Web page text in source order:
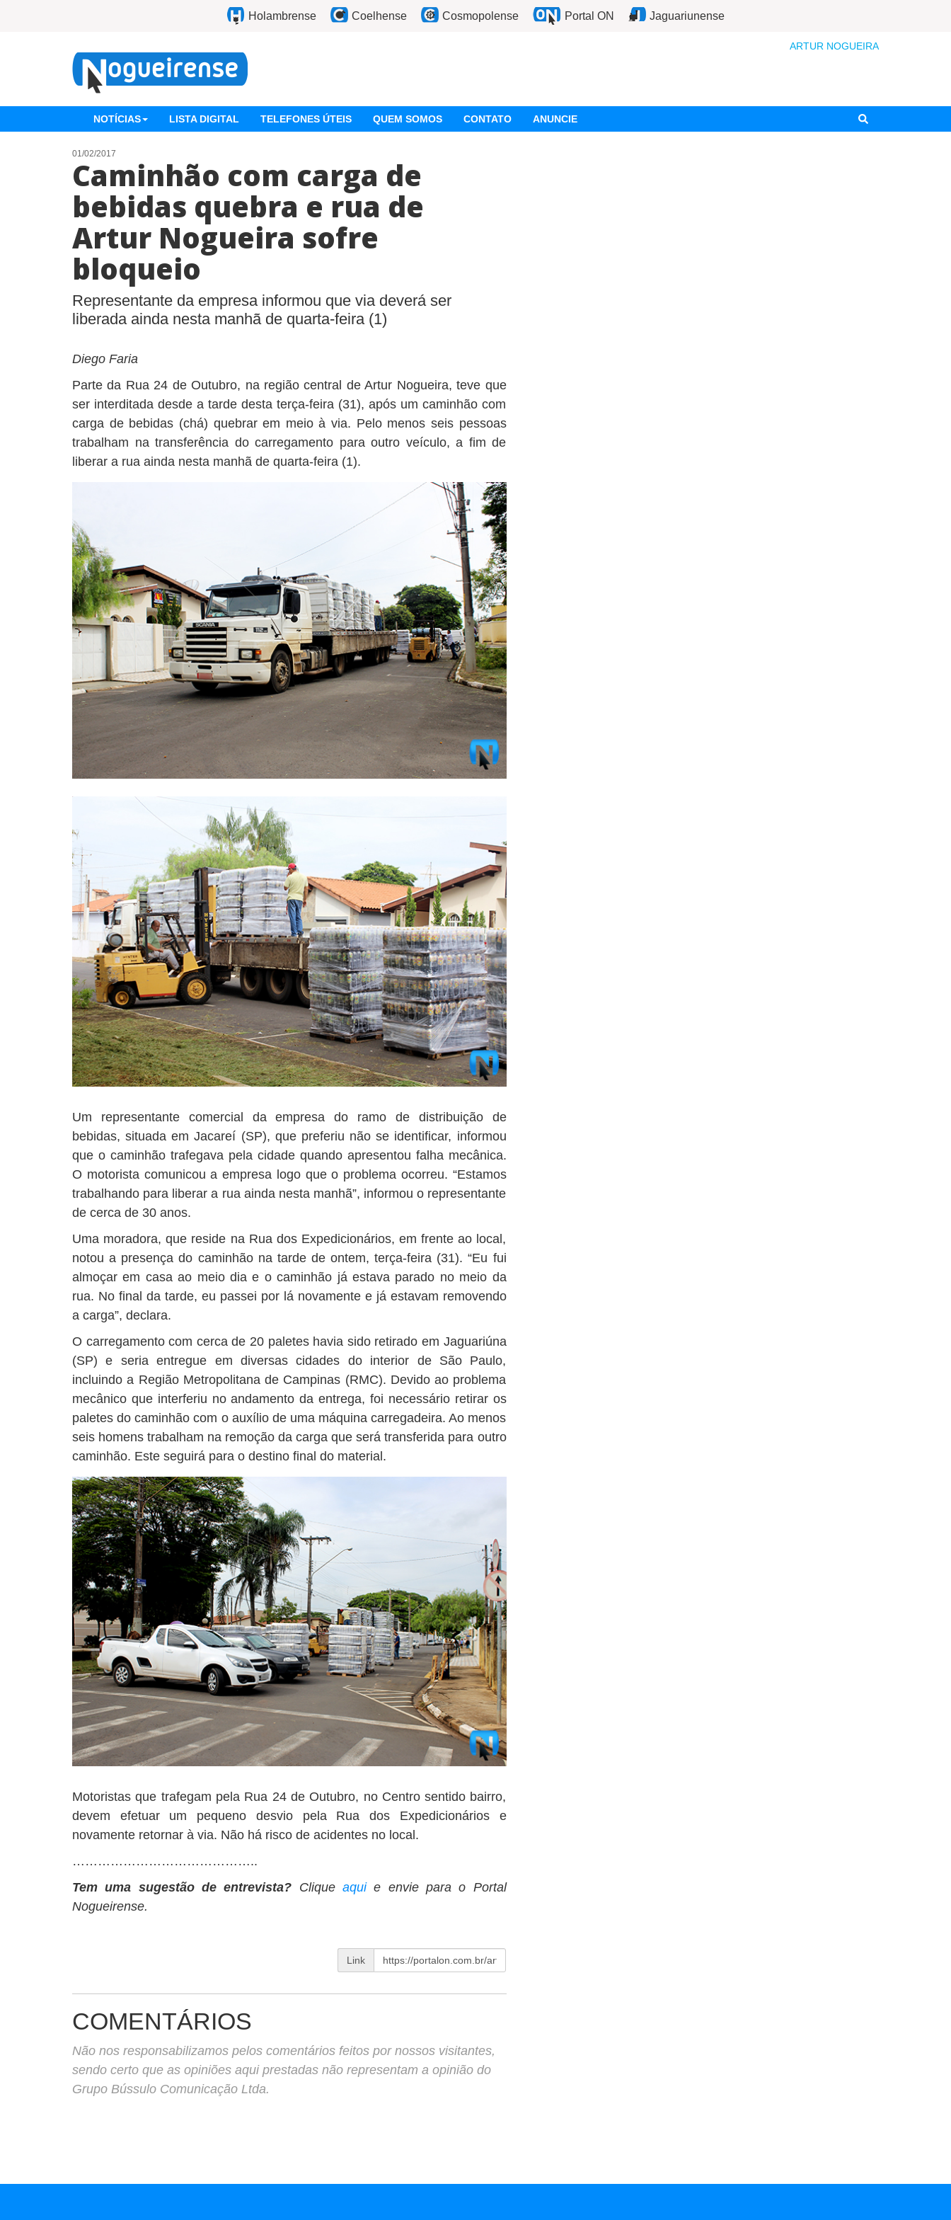
Holambrense Coelhense Cosmopolense Portal ON Jaguariunense
ARTUR NOGUEIRA
NOTÍCIAS LISTA DIGITAL TELEFONES ÚTEIS QUEM SOMOS CONTATO ANUNCIE
01/02/2017
Caminhão com carga de
bebidas quebra e rua de
Artur Nogueira sofre
bloqueio
Representante da empresa informou que via deverá ser
liberada ainda nesta manhã de quarta-feira (1)
Diego Faria
Parte da Rua 24 de Outubro, na região central de Artur Nogueira, teve que
ser interditada desde a tarde desta terça-feira (31), após um caminhão com
carga de bebidas (chá) quebrar em meio à via. Pelo menos seis pessoas
trabalham na transferência do carregamento para outro veículo, a fim de
liberar a rua ainda nesta manhã de quarta-feira (1).
Um representante comercial da empresa do ramo de distribuição de
bebidas, situada em Jacareí (SP), que preferiu não se identificar, informou
que o caminhão trafegava pela cidade quando apresentou falha mecânica.
O motorista comunicou a empresa logo que o problema ocorreu. “Estamos
trabalhando para liberar a rua ainda nesta manhã”, informou o representante
de cerca de 30 anos.
Uma moradora, que reside na Rua dos Expedicionários, em frente ao local,
notou a presença do caminhão na tarde de ontem, terça-feira (31). “Eu fui
almoçar em casa ao meio dia e o caminhão já estava parado no meio da
rua. No final da tarde, eu passei por lá novamente e já estavam removendo
a carga”, declara.
O carregamento com cerca de 20 paletes havia sido retirado em Jaguariúna
(SP) e seria entregue em diversas cidades do interior de São Paulo,
incluindo a Região Metropolitana de Campinas (RMC). Devido ao problema
mecânico que interferiu no andamento da entrega, foi necessário retirar os
paletes do caminhão com o auxílio de uma máquina carregadeira. Ao menos
seis homens trabalham na remoção da carga que será transferida para outro
caminhão. Este seguirá para o destino final do material.
Motoristas que trafegam pela Rua 24 de Outubro, no Centro sentido bairro,
devem efetuar um pequeno desvio pela Rua dos Expedicionários e
novamente retornar à via. Não há risco de acidentes no local.
……………………………………..
Tem uma sugestão de entrevista? Clique aquie envie para o Portal
Nogueirense.
Link
COMENTÁRIOS
Não nos responsabilizamos pelos comentários feitos por nossos visitantes,
sendo certo que as opiniões aqui prestadas não representam a opinião do
Grupo Bússulo Comunicação Ltda.